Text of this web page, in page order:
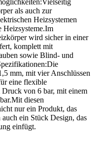
als auch zur
Heizsystemen
Heizsysteme.Im
wird sicher in einer
komplett mit
sowie Blind- und
mm, mit vier Anschlüssen
eine flexible
von 6 bar, mit einem
diesen
nur ein Produkt, das
ein Stück Design, das
einfügt.